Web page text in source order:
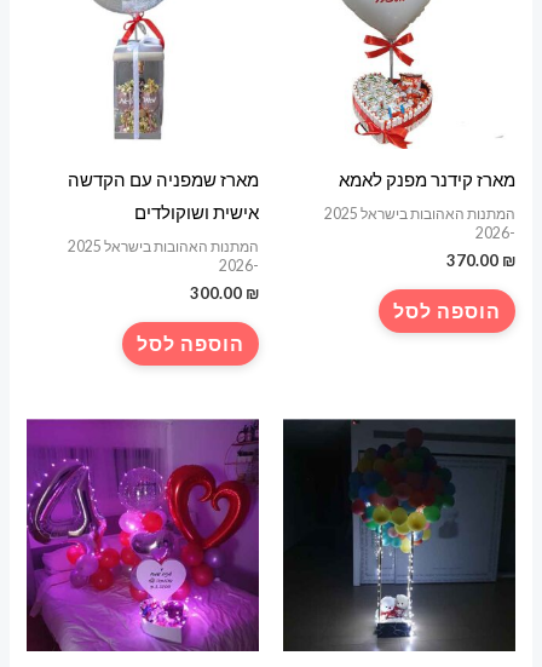
מארז קידנר מפנק לאמא
המתנות האהובות בישראל 2025
-2026
370.00 ₪
הוספה לסל
מארז שמפניה עם הקדשה
אישית ושוקולדים
המתנות האהובות בישראל 2025
-2026
300.00 ₪
הוספה לסל